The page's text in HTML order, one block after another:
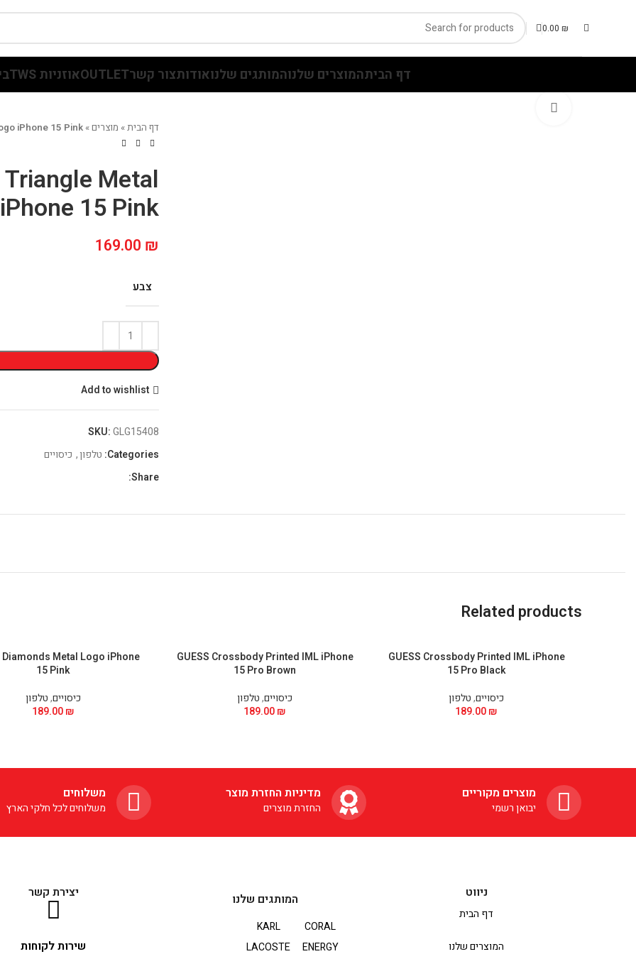
0.00 ₪
דף הביתהמוצרים שלנוהמותגים שלנואודותצור קשרOUTLETאוזניות TWS
דף הבית» מוצרים»
iPhone 15 Pink
Triangle Metal
15 Pink
169.00 ₪
צבע
Add to wishlist
SKU:GLG15408
Categories: טלפון, כיסויים
Share:
Related products
GUESS Crossbody Printed IML iPhone
15 Pro Black
כיסויים,טלפון
189.00₪
GUESS Crossbody Printed IML iPhone
15 Pro Brown
כיסויים,טלפון
189.00₪
Diamonds Metal Logo iPhone
15 Pink
כיסויים,טלפון
189.00₪
מוצרים מקוריים
יבואן רשמי
מדיניות החזרת מוצר
החזרת מוצרים
משלוחים
משלוחים לכל חלקי הארץ
ניווט
דף הבית
המוצרים שלנו
המותגים שלנו
CORAL
ENERGY
KARL
LACOSTE
יצירת קשר
שירות לקוחות